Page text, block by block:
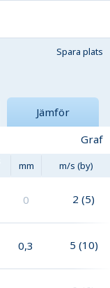
Spara plats
Jämför
Graf
mm m/s (by)
0 2 (5)
0,3 5 (10)